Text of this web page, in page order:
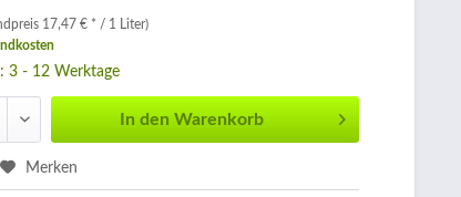
17,47 € * / 1 Liter)
3 - 12 Werktage
In den Warenkorb
Merken